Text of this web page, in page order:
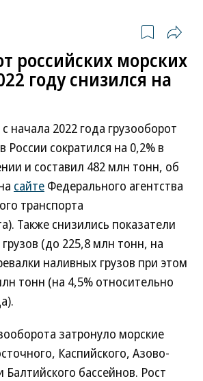
российских морских
году снизился на
начала 2022 года грузооборот
России сократился на 0,2% в
и составил 482 млн тонн, об
сайте Федерального агентства
транспорта
Также снизились показатели
грузов (до 225,8 млн тонн, на
наливных грузов при этом
тонн (на 4,5% относительно
затронуло морские
Каспийского, Азово-
Балтийского бассейнов. Рост